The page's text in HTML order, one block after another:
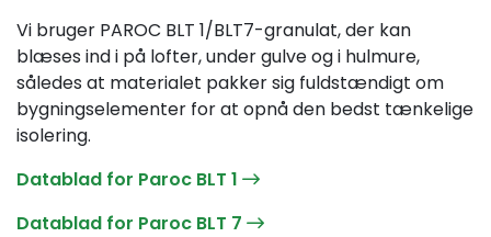
Vi bruger PAROC BLT 1/BLT7-granulat, der kan
blæses ind i på lofter, under gulve og i hulmure,
således at materialet pakker sig fuldstændigt om
bygningselementer for at opnå den bedst tænkelige
isolering.
Datablad for Paroc BLT 1
Datablad for Paroc BLT 7